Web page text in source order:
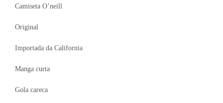
Camiseta O’neill
Original
Importada da California
Manga curta
Gola careca